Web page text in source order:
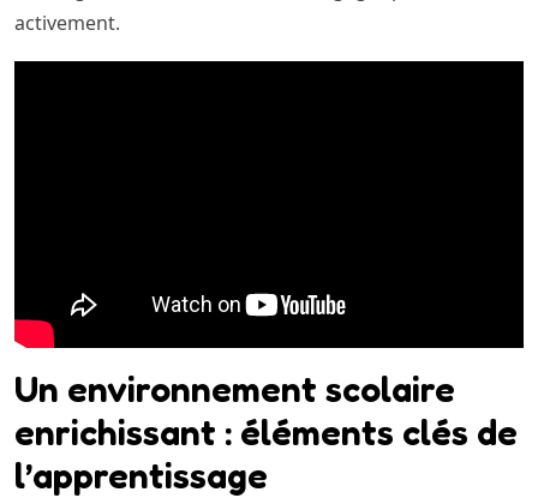
activement.
Un environnement scolaire
enrichissant : éléments clés de
l’apprentissage